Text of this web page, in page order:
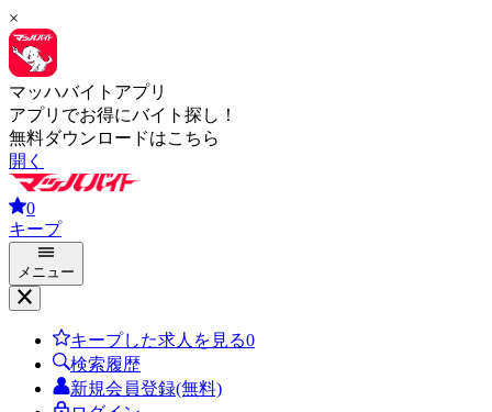
×
マッハバイトアプリ
アプリでお得にバイト探し！
無料ダウンロードはこちら
開く
0
キープ
メニュー
キープした求人を見る0
検索履歴
新規会員登録(無料)